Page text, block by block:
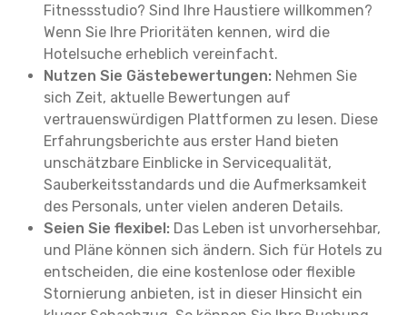
Fitnessstudio? Sind Ihre Haustiere willkommen?
Wenn Sie Ihre Prioritäten kennen, wird die
Hotelsuche erheblich vereinfacht.
Nutzen Sie Gästebewertungen: Nehmen Sie
sich Zeit, aktuelle Bewertungen auf
vertrauenswürdigen Plattformen zu lesen. Diese
Erfahrungsberichte aus erster Hand bieten
unschätzbare Einblicke in Servicequalität,
Sauberkeitsstandards und die Aufmerksamkeit
des Personals, unter vielen anderen Details.
Seien Sie flexibel: Das Leben ist unvorhersehbar,
und Pläne können sich ändern. Sich für Hotels zu
entscheiden, die eine kostenlose oder flexible
Stornierung anbieten, ist in dieser Hinsicht ein